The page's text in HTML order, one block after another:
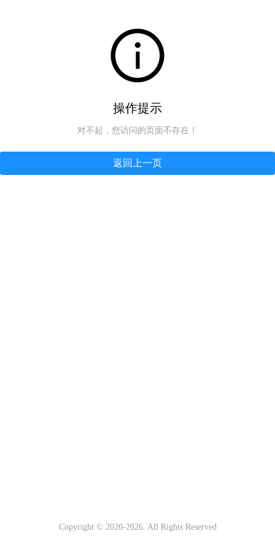
操作提示
对不起，您访问的页面不存在！
返回上一页
Copyright © 2020-2026. All Rights Reserved